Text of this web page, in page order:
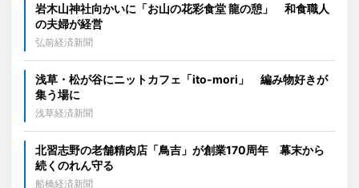
岩木山神社向かいに「お山の花彩食堂 龍の憩」 和食職人
の夫婦が経営
弘前経済新聞
浅草・松が谷にニットカフェ「ito-mori」 編み物好きが
集う場に
浅草経済新聞
北習志野の老舗精肉店「鳥吉」が創業170周年 幕末から
続くのれん守る
船橋経済新聞